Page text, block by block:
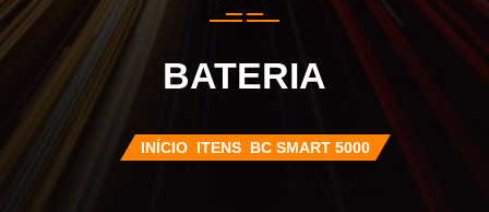
BATERIA
INÍCIO ITENS BC SMART 5000